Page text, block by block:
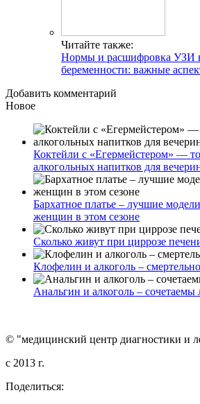
Читайте также:
Нормы и расшифровка УЗИ
беременности: важные
Добавить комментарий
Новое
Коктейли с «Егермейстером» —
алкогольных напитков для
Бархатное платье – лучшие
женщин в этом сезоне
Сколько живут при циррозе
Клофелин и алкоголь –
Анальгин и алкоголь – сочетаемы
© "медицинский центр диагностики и
c 2013 г.
Поделиться: